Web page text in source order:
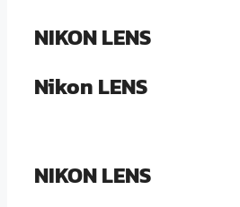
NIKON LENS
Nikon LENS
NIKON LENS